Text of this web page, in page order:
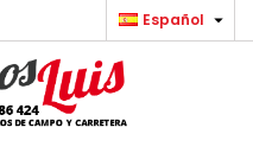
Español 